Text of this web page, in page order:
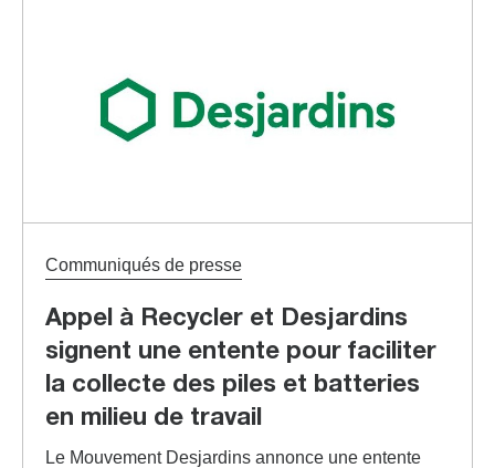
Communiqués de presse
Appel à Recycler et Desjardins
signent une entente pour faciliter
la collecte des piles et batteries
en milieu de travail
Le Mouvement Desjardins annonce une entente